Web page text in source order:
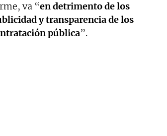
va “en detrimento de los
y transparencia de los
pública”.